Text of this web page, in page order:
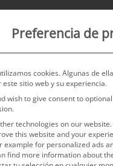
Noticias Sobre
Preferencia de
cookies. Algunas de
sitio web y su experiencia.
wish to give consent to
technologies on our
this website and your
example for personalized ads
find more information about